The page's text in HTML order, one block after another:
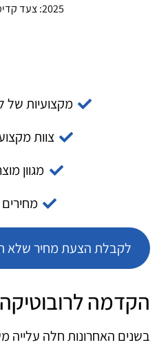
2025: צעד קדימה בטכנולוגיה
מקצועיות של
צוות
מגוון
לקבלת הצעת מחיר שלא
הקדמה
בשנים האחרונות חלה